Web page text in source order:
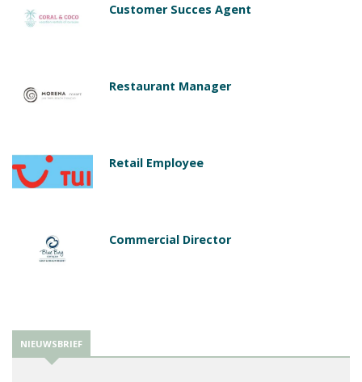
Customer Succes Agent
Restaurant Manager
Retail Employee
Commercial Director
NIEUWSBRIEF